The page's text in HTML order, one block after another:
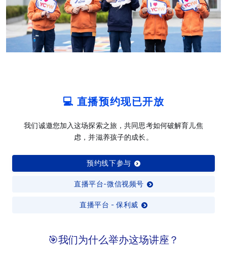
💻 直播预约现已开放
我们诚邀您加入这场探索之旅，共同思考如何破解育儿焦
虑，并滋养孩子的成长。
预约线下参与
直播平台-微信视频号
直播平台 - 保利威
🎯我们为什么举办这场讲座？